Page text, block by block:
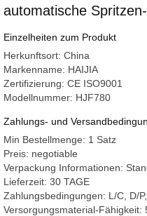
automatische
Einzelheiten zum Produkt
Herkunftsort: China
Markenname: HAIJIA
Zertifizierung: CE ISO9001
Modellnummer: HJF780
Zahlungs- und
Min Bestellmenge: 1 Satz
Preis: negotiable
Verpackung Informationen:
Lieferzeit: 30 TAGE
Zahlungsbedingungen: L/C, D/
Versorgungsmaterial-Fähigkeit: